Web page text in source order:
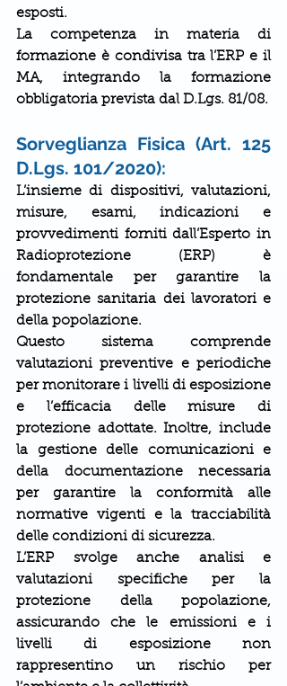
esposti.
La competenza in materia di
formazione è condivisa tra l’ERP e il
MA, integrando la formazione
obbligatoria prevista dal D.Lgs. 81/08.
Sorveglianza Fisica (Art. 125
D.Lgs. 101/2020):
L’insieme di dispositivi, valutazioni,
misure, esami, indicazioni e
provvedimenti forniti dall’Esperto in
Radioprotezione (ERP) è
fondamentale per garantire la
protezione sanitaria dei lavoratori e
della popolazione.
Questo sistema comprende
valutazioni preventive e periodiche
per monitorare i livelli di esposizione
e l’efficacia delle misure di
protezione adottate. Inoltre, include
la gestione delle comunicazioni e
della documentazione necessaria
per garantire la conformità alle
normative vigenti e la tracciabilità
delle condizioni di sicurezza.
L’ERP svolge anche analisi e
valutazioni specifiche per la
protezione della popolazione,
assicurando che le emissioni e i
livelli di esposizione non
rappresentino un rischio per